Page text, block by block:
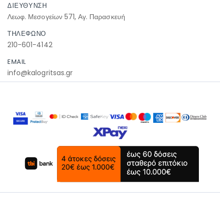
ΔΙΕΥΘΥΝΣΗ
Λεωφ. Μεσογείων 571, Αγ. Παρασκευή
ΤΗΛΕΦΩΝΟ
210-601-4142
EMAIL
info@kalogritsas.gr